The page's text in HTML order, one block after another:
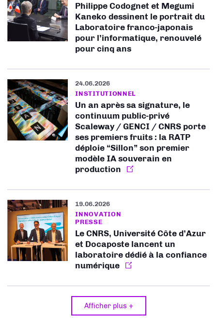
Philippe Codognet et Megumi
Kaneko dessinent le portrait du
Laboratoire franco-japonais
pour l’informatique, renouvelé
pour cinq ans
24.06.2026
INSTITUTIONNEL
Un an après sa signature, le
continuum public-privé
Scaleway / GENCI / CNRS porte
ses premiers fruits : la RATP
déploie “Sillon” son premier
modèle IA souverain en
production
19.06.2026
INNOVATION
PRESSE
Le CNRS, Université Côte d’Azur
et Docaposte lancent un
laboratoire dédié à la confiance
numérique
Afficher plus +